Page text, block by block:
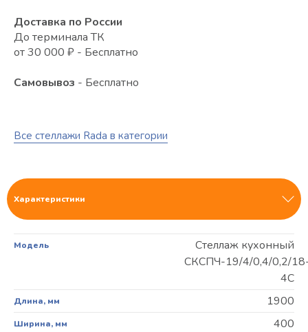
Все стеллажи Rada в категории
Доставка по России
До терминала ТК
от 30 000 ₽ - Бесплатно
Самовывоз - Бесплатно
Характеристики
Модель
Стеллаж кухонный
СКСПЧ-19/4/0,4/0,2/
4С
Длина, мм 1900
Ширина, мм 400